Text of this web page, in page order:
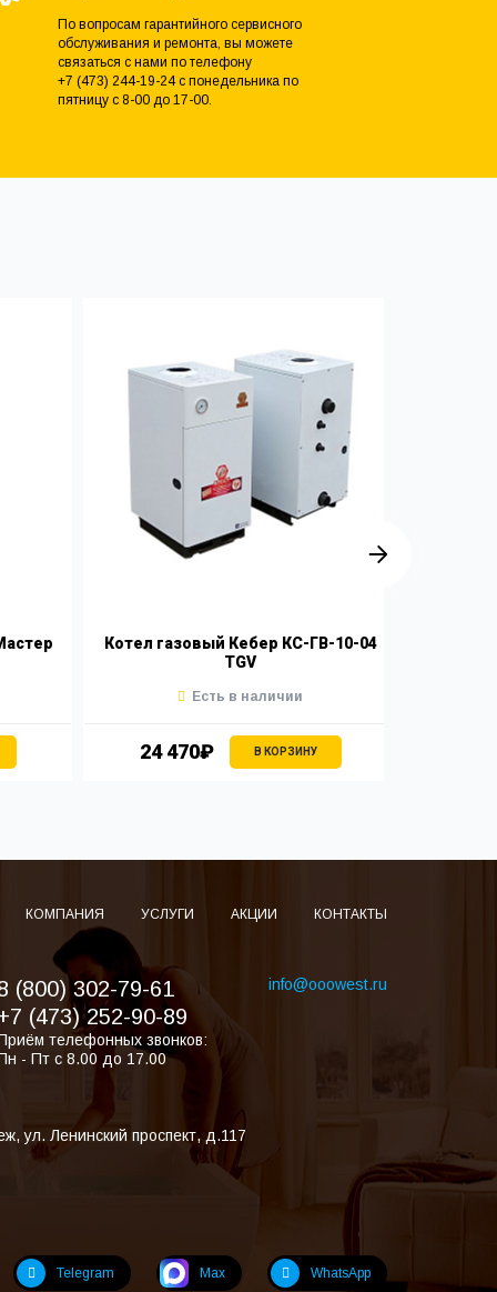
По вопросам гарантийного сервисного
обслуживания и ремонта, вы можете
связаться с нами по телефону
+7 (473) 244-19-24 с понедельника по
пятницу с 8-00 до 17-00.
Котел газовый Кебер КС-ГВ-10-04
TGV
24 470₽ В КОРЗИНУ
Есть в наличии
КОМПАНИЯ УСЛУГИ АКЦИИ КОНТАКТЫ
(800) 302-79-61
(473) 252-90-89
телефонных звонков:
- Пт с 8.00 до 17.00
info@ooowest.ru
,ул. Ленинский проспект, д.117
Telegram Max WhatsApp